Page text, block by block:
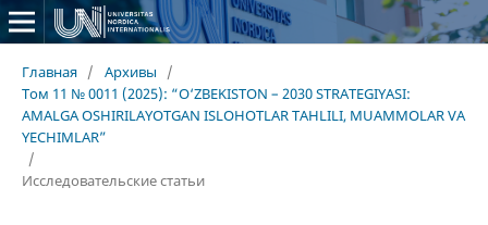
Главная / Архивы
/
Том 11 № 0011 (2025): “O‘ZBEKISTON – 2030 STRATEGIYASI:
AMALGA OSHIRILAYOTGAN ISLOHOTLAR TAHLILI, MUAMMOLAR VA
YECHIMLAR”
/
Исследовательские статьи